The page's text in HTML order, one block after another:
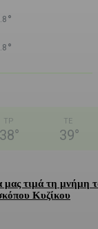
°
°
ΤΡ
38°
ΤΕ
39°
τιμά τη μνήμη
Κυζίκου